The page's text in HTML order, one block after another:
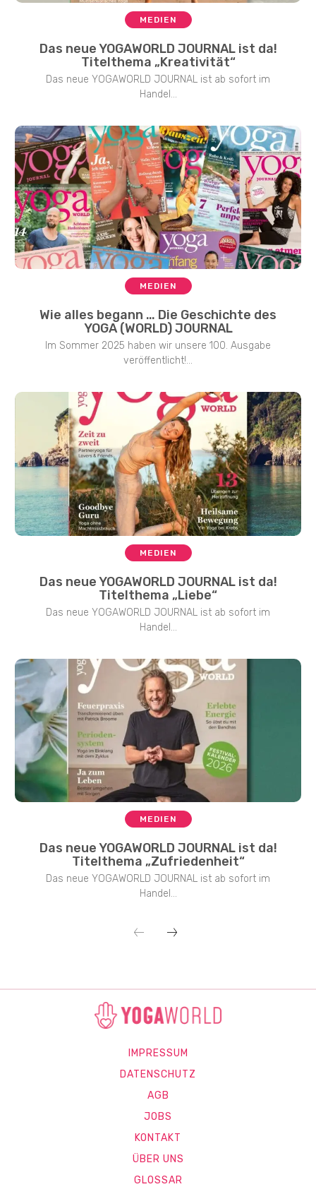
MEDIEN
Das neue YOGAWORLD JOURNAL ist da!
Titelthema „Kreativität“
Das neue YOGAWORLD JOURNAL ist ab sofort im
Handel...
MEDIEN
Wie alles begann … Die Geschichte des
YOGA (WORLD) JOURNAL
Im Sommer 2025 haben wir unsere 100. Ausgabe
veröffentlicht!...
MEDIEN
Das neue YOGAWORLD JOURNAL ist da!
Titelthema „Liebe“
Das neue YOGAWORLD JOURNAL ist ab sofort im
Handel...
MEDIEN
Das neue YOGAWORLD JOURNAL ist da!
Titelthema „Zufriedenheit“
Das neue YOGAWORLD JOURNAL ist ab sofort im
Handel...
IMPRESSUM
DATENSCHUTZ
AGB
JOBS
KONTAKT
ÜBER UNS
GLOSSAR